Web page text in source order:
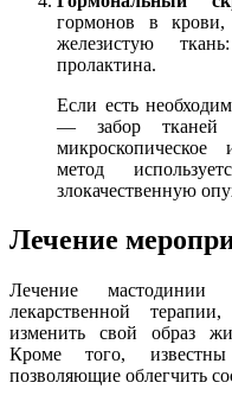
гормонов в
железистую
пролактина.
Если есть
— забор
метод
злокачественную
Лечение
Лечение мастодинии
лекарственной
изменить свой образ
Кроме того,
позволяющие облегчить